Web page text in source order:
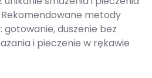
Rekomendowane metody
duszenie bez
i pieczenie w rękawie